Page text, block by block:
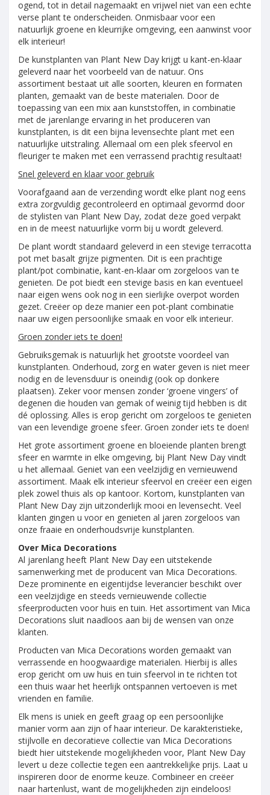
ogend, tot in detail nagemaakt en vrijwel niet van een echte
verse plant te onderscheiden. Onmisbaar voor een
natuurlijk groene en kleurrijke omgeving, een aanwinst voor
elk interieur!
De kunstplanten van Plant New Day krijgt u kant-en-klaar
geleverd naar het voorbeeld van de natuur. Ons
assortiment bestaat uit alle soorten, kleuren en formaten
planten, gemaakt van de beste materialen. Door de
toepassing van een mix aan kunststoffen, in combinatie
met de jarenlange ervaring in het produceren van
kunstplanten, is dit een bijna levensechte plant met een
natuurlijke uitstraling. Allemaal om een plek sfeervol en
fleuriger te maken met een verrassend prachtig resultaat!
Snel geleverd en klaar voor gebruik
Voorafgaand aan de verzending wordt elke plant nog eens
extra zorgvuldig gecontroleerd en optimaal gevormd door
de stylisten van Plant New Day, zodat deze goed verpakt
en in de meest natuurlijke vorm bij u wordt geleverd.
De plant wordt standaard geleverd in een stevige terracotta
pot met basalt grijze pigmenten. Dit is een prachtige
plant/pot combinatie, kant-en-klaar om zorgeloos van te
genieten. De pot biedt een stevige basis en kan eventueel
naar eigen wens ook nog in een sierlijke overpot worden
gezet. Creëer op deze manier een pot-plant combinatie
naar uw eigen persoonlijke smaak en voor elk interieur.
Groen zonder iets te doen!
Gebruiksgemak is natuurlijk het grootste voordeel van
kunstplanten. Onderhoud, zorg en water geven is niet meer
nodig en de levensduur is oneindig (ook op donkere
plaatsen). Zeker voor mensen zonder ‘groene vingers’ of
degenen die houden van gemak of weinig tijd hebben is dit
dé oplossing. Alles is erop gericht om zorgeloos te genieten
van een levendige groene sfeer. Groen zonder iets te doen!
Het grote assortiment groene en bloeiende planten brengt
sfeer en warmte in elke omgeving, bij Plant New Day vindt
u het allemaal. Geniet van een veelzijdig en vernieuwend
assortiment. Maak elk interieur sfeervol en creëer een eigen
plek zowel thuis als op kantoor. Kortom, kunstplanten van
Plant New Day zijn uitzonderlijk mooi en levensecht. Veel
klanten gingen u voor en genieten al jaren zorgeloos van
onze fraaie en onderhoudsvrije kunstplanten.
Over Mica Decorations
Al jarenlang heeft Plant New Day een uitstekende
samenwerking met de producent van Mica Decorations.
Deze prominente en eigentijdse leverancier beschikt over
een veelzijdige en steeds vernieuwende collectie
sfeerproducten voor huis en tuin. Het assortiment van Mica
Decorations sluit naadloos aan bij de wensen van onze
klanten.
Producten van Mica Decorations worden gemaakt van
verrassende en hoogwaardige materialen. Hierbij is alles
erop gericht om uw huis en tuin sfeervol in te richten tot
een thuis waar het heerlijk ontspannen vertoeven is met
vrienden en familie.
Elk mens is uniek en geeft graag op een persoonlijke
manier vorm aan zijn of haar interieur. De karakteristieke,
stijlvolle en decoratieve collectie van Mica Decorations
biedt hier uitstekende mogelijkheden voor, Plant New Day
levert u deze collectie tegen een aantrekkelijke prijs. Laat u
inspireren door de enorme keuze. Combineer en creëer
naar hartenlust, want de mogelijkheden zijn eindeloos!